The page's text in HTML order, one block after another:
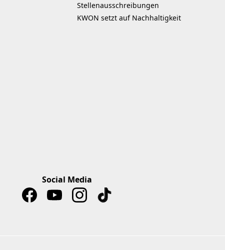
Stellenausschreibungen
KWON setzt auf Nachhaltigkeit
Social Media